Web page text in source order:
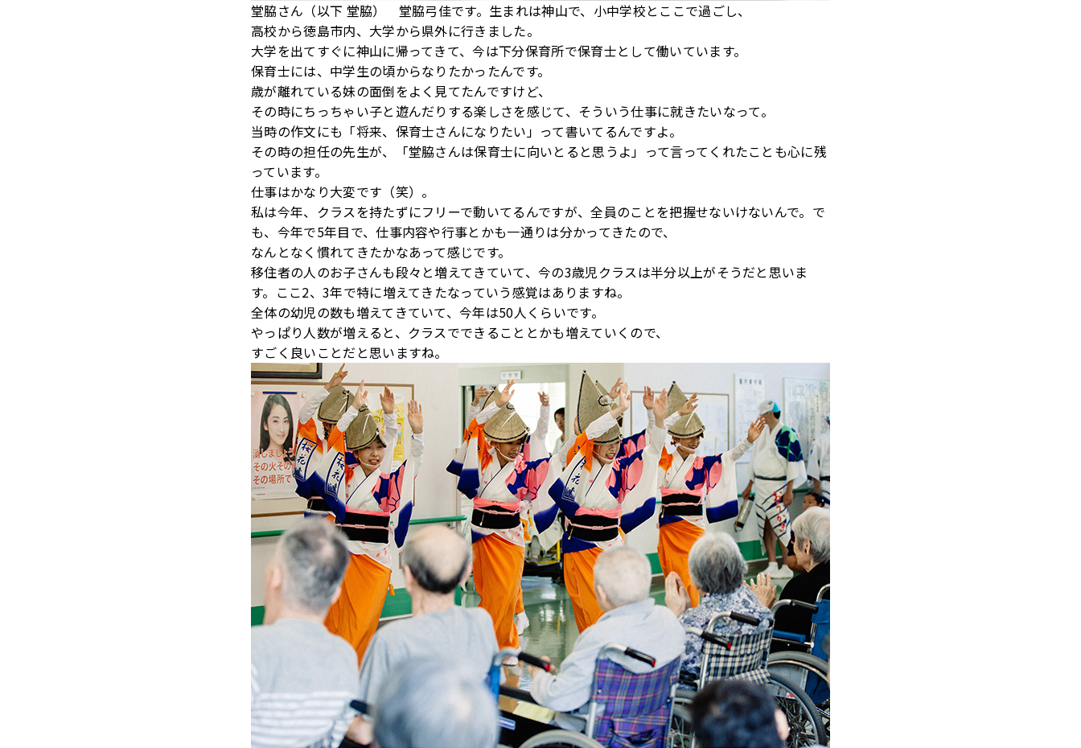
堂脇さん（以下 堂脇） 堂脇弓佳です。生まれは神山で、小中学校とここで過ごし、
高校から徳島市内、大学から県外に行きました。
大学を出てすぐに神山に帰ってきて、今は下分保育所で保育士として働いています。
保育士には、中学生の頃からなりたかったんです。
歳が離れている妹の面倒をよく見てたんですけど、
その時にちっちゃい子と遊んだりする楽しさを感じて、そういう仕事に就きたいなって。
当時の作文にも「将来、保育士さんになりたい」って書いてるんですよ。
その時の担任の先生が、「堂脇さんは保育士に向いとると思うよ」って言ってくれたことも心に残
っています。
仕事はかなり大変です（笑）。
私は今年、クラスを持たずにフリーで動いてるんですが、全員のことを把握せないけないんで。で
も、今年で5年目で、仕事内容や行事とかも一通りは分かってきたので、
なんとなく慣れてきたかなあって感じです。
移住者の人のお子さんも段々と増えてきていて、今の3歳児クラスは半分以上がそうだと思いま
す。ここ2、3年で特に増えてきたなっていう感覚はありますね。
全体の幼児の数も増えてきていて、今年は50人くらいです。
やっぱり人数が増えると、クラスでできることとかも増えていくので、
すごく良いことだと思いますね。